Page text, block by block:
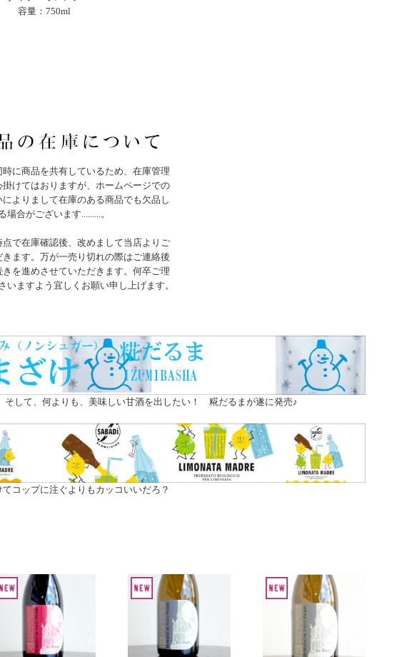
容量：750ml
に商品を共有しているため、在庫管理
けてはおりますが、ホームページでの
よりまして在庫のある商品でも欠品し
場合がございます.........。
で在庫確認後、改めまして当店よりご
ます。万が一売り切れの際はご連絡後
を進めさせていただきます。何卒ご理
いますよう宜しくお願い申し上げます。
そして、何よりも、美味しい甘酒を出したい！ 糀だるまが遂に発売♪
コップに注ぐよりもカッコいいだろ？